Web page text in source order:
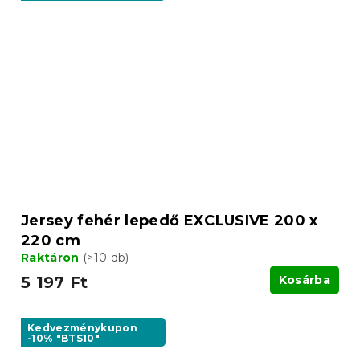
Jersey fehér lepedő EXCLUSIVE 200 x
220 cm
Raktáron (>10 db)
5 197 Ft Kosárba
Kedvezménykupon
-10% "BTS10"